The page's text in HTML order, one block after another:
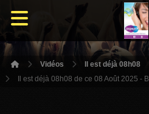
Vidéos Il est déjà 08h08
Il est déjà 08h08 de ce 08 Août 2025 -